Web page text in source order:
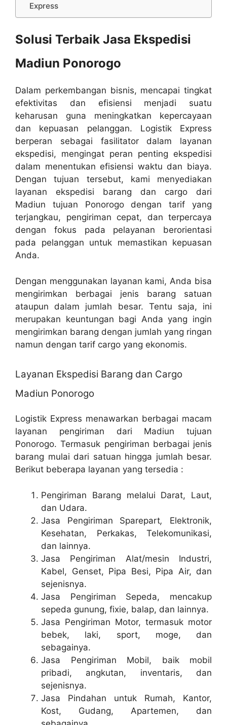
Express
Solusi Terbaik Jasa Ekspedisi
Madiun Ponorogo
Dalam perkembangan bisnis, mencapai tingkat
efektivitas dan efisiensi menjadi suatu
keharusan guna meningkatkan kepercayaan
dan kepuasan pelanggan. Logistik Express
berperan sebagai fasilitator dalam layanan
ekspedisi, mengingat peran penting ekspedisi
dalam menentukan efisiensi waktu dan biaya.
Dengan tujuan tersebut, kami menyediakan
layanan ekspedisi barang dan cargo dari
Madiun tujuan Ponorogo dengan tarif yang
terjangkau, pengiriman cepat, dan terpercaya
dengan fokus pada pelayanan berorientasi
pada pelanggan untuk memastikan kepuasan
Anda.
Dengan menggunakan layanan kami, Anda bisa
mengirimkan berbagai jenis barang satuan
ataupun dalam jumlah besar. Tentu saja, ini
merupakan keuntungan bagi Anda yang ingin
mengirimkan barang dengan jumlah yang ringan
namun dengan tarif cargo yang ekonomis.
Layanan Ekspedisi Barang dan Cargo
Madiun Ponorogo
Logistik Express menawarkan berbagai macam
layanan pengiriman dari Madiun tujuan
Ponorogo. Termasuk pengiriman berbagai jenis
barang mulai dari satuan hingga jumlah besar.
Berikut beberapa layanan yang tersedia :
Pengiriman Barang melalui Darat, Laut,
dan Udara.
Jasa Pengiriman Sparepart,
Elektronik,
Kesehatan, Perkakas, Telekomunikasi,
dan lainnya.
Jasa Pengiriman Alat/mesin Industri,
Kabel, Genset, Pipa Besi, Pipa Air, dan
sejenisnya.
Jasa Pengiriman Sepeda, mencakup
sepeda gunung, fixie, balap, dan lainnya.
Jasa Pengiriman Motor, termasuk motor
bebek, laki, sport, moge, dan
sebagainya.
Jasa Pengiriman Mobil, baik mobil
pribadi, angkutan, inventaris, dan
sejenisnya.
Jasa Pindahan untuk Rumah, Kantor,
Kost, Gudang, Apartemen, dan